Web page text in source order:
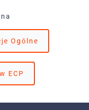
Ogólne
ECP